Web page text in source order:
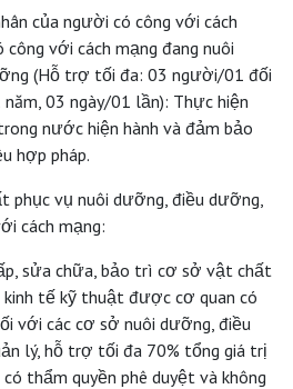
của người có công với cách
với cách mạng đang nuôi
(Hỗ trợ tối đa: 03 người/01 đối
03 ngày/01 lần): Thực hiện
nước hiện hành và đảm bảo
hợp pháp.
vụ nuôi dưỡng, điều dưỡng,
cách mạng:
sửa chữa, bảo trì cơ sở vật chất
kinh tế kỹ thuật được cơ quan có
với các cơ sở nuôi dưỡng, điều
lý, hỗ trợ tối đa 70% tổng giá trị
thẩm quyền phê duyệt và không